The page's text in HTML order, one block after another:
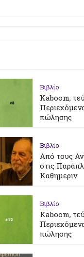
Βιβλίο
Kaboom,
πώλησης
Βιβλίο
Από τους
στις
Καθημεριν
Βιβλίο
Kaboom,
πώλησης